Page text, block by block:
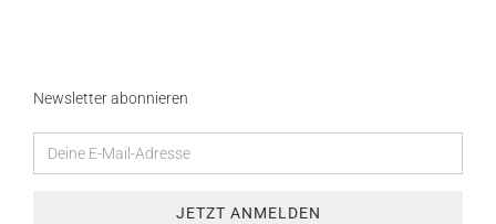
Newsletter abonnieren